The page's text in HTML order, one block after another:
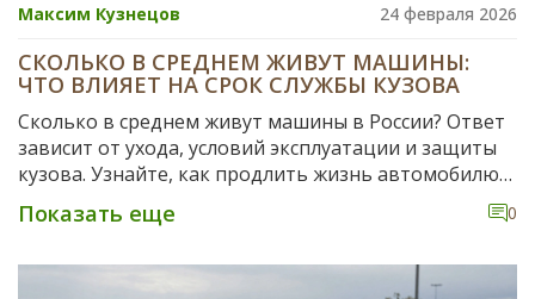
Максим Кузнецов 24 февраля 2026
СКОЛЬКО В СРЕДНЕМ ЖИВУТ МАШИНЫ:
ЧТО ВЛИЯЕТ НА СРОК СЛУЖБЫ КУЗОВА
Сколько в среднем живут машины в России? Ответ
зависит от ухода, условий эксплуатации и защиты
кузова. Узнайте, как продлить жизнь автомобилю
на 10+ лет и когда уже не стоит тратить деньги на
ремонт.
Показать еще 0